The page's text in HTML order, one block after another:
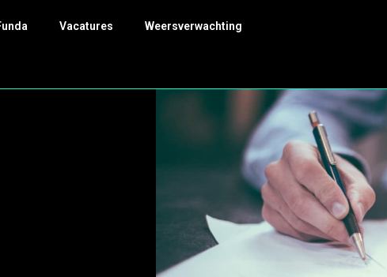
Vacatures Weersverwachting